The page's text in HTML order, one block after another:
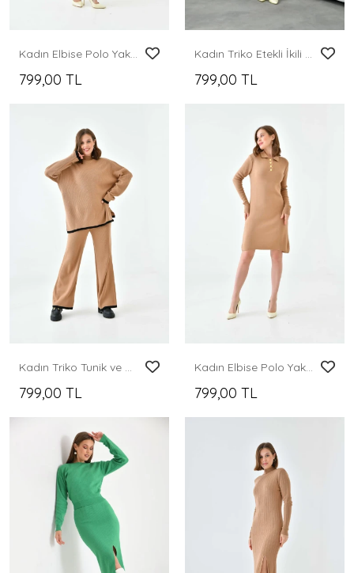
Kadın Elbise Polo Yaka Düğmeli Mini Boy Triko Elbise Taş - 10551
799,00 TL
Kadın Triko Etekli İkili Takım
799,00 TL
Kadın Triko Tunik ve Pantolonlu İkili Takım
799,00 TL
Kadın Elbise Polo Yaka Düğmeli Mini Boy Triko Elbise Camel - 10551
799,00 TL